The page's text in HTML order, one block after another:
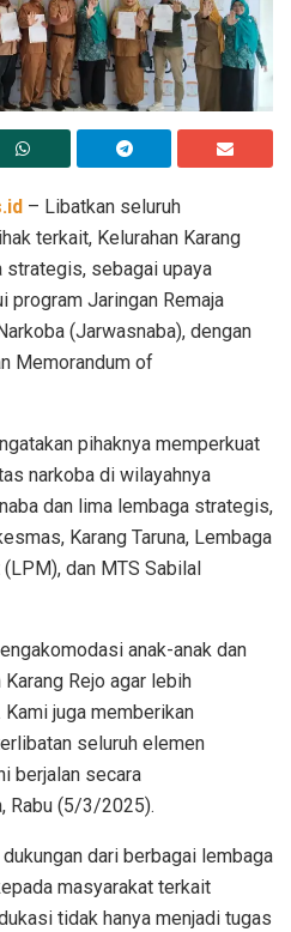
– Libatkan seluruh
terkait, Kelurahan Karang
strategis, sebagai upaya
program Jaringan Remaja
(Jarwasnaba), dengan
Memorandum of
pihaknya memperkuat
narkoba di wilayahnya
dan lima lembaga strategis,
Karang Taruna, Lembaga
dan MTS Sabilal
anak-anak dan
Rejo agar lebih
Kami juga memberikan
seluruh elemen
berjalan secara
Rabu (5/3/2025).
dukungan dari berbagai lembaga
masyarakat terkait
tidak hanya menjadi tugas